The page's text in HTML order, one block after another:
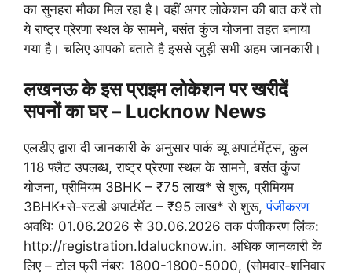
का सुनहरा मौका मिल रहा है। वहीं अगर लोकेशन की बात करें तो
ये राष्ट्र प्रेरणा स्थल के सामने, बसंत कुंज योजना तहत बनाया
गया है। चलिए आपको बताते है इससे जुड़ी सभी अहम जानकारी।
लखनऊ के इस प्राइम लोकेशन पर खरीदें
सपनों का घर – Lucknow News
एलडीए द्वारा दी जानकारी के अनुसार पार्क व्यू अपार्टमेंट्स, कुल
118 फ्लैट उपलब्ध, राष्ट्र प्रेरणा स्थल के सामने, बसंत कुंज
योजना, प्रीमियम 3BHK – ₹75 लाख* से शुरू, प्रीमियम
3BHK+से-स्टडी अपार्टमेंट – ₹95 लाख* से शुरू,पंजीकरण
अवधि: 01.06.2026 से 30.06.2026 तक पंजीकरण लिंक:
http://registration.Idalucknow.in. अधिक जानकारी के
लिए – टोल फ्री नंबर: 1800-1800-5000, (सोमवार-शनिवार